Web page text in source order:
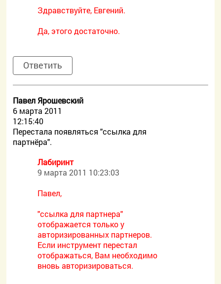
Здравствуйте, Евгений.
Да, этого достаточно.
Ответить
Павел Ярошевский
6 марта 2011
12:15:40
Перестала появляться "ссылка для
партнёра".
Лабиринт
9 марта 2011 10:23:03
Павел,
"ссылка для партнера"
отображается только у
авторизированных партнеров.
Если инструмент перестал
отображаться, Вам необходимо
вновь авторизироваться.